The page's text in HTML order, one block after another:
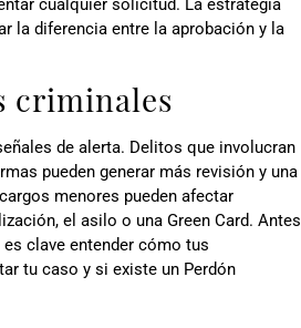
cualquier solicitud. La estrategia
la diferencia entre la aprobación y la
criminales
de alerta. Delitos que involucran
pueden generar más revisión y una
menores pueden afectar
el asilo o una Green Card. Antes
clave entender cómo tus
tu caso y si existe un Perdón